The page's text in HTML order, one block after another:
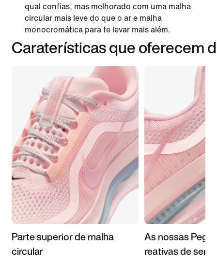
qual confias, mas melhorado com uma malha
circular mais leve do que o ar e malha
monocromática para te levar mais além.
Caraterísticas que oferecem
Parte superior de malha
circular
As nossas
reativas de